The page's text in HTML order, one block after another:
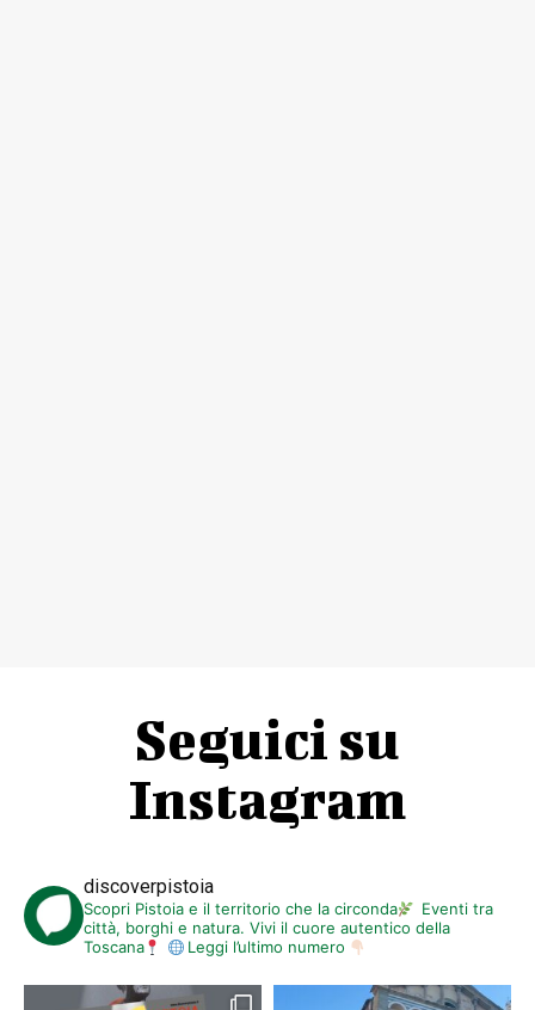
Seguici su
Instagram
discoverpistoia
Scopri Pistoia e il territorio che la circonda
Eventi tra
città, borghi e natura. Vivi il cuore autentico della
Toscana
Leggi l’ultimo numero